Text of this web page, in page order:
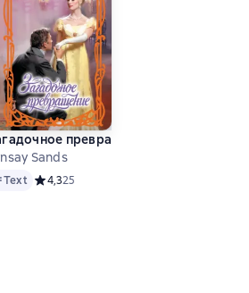
на основе 55 оценок
превращение
Sands
Text Средний рейтинг 4,3 на основе 25 оценок
4,325